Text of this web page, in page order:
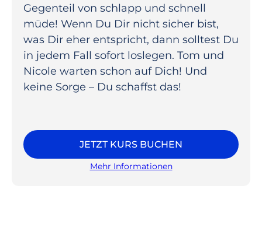
Gegenteil von schlapp und schnell
müde! Wenn Du Dir nicht sicher bist,
was Dir eher entspricht, dann solltest Du
in jedem Fall sofort loslegen. Tom und
Nicole warten schon auf Dich! Und
keine Sorge – Du schaffst das!
JETZT KURS BUCHEN
Mehr Informationen